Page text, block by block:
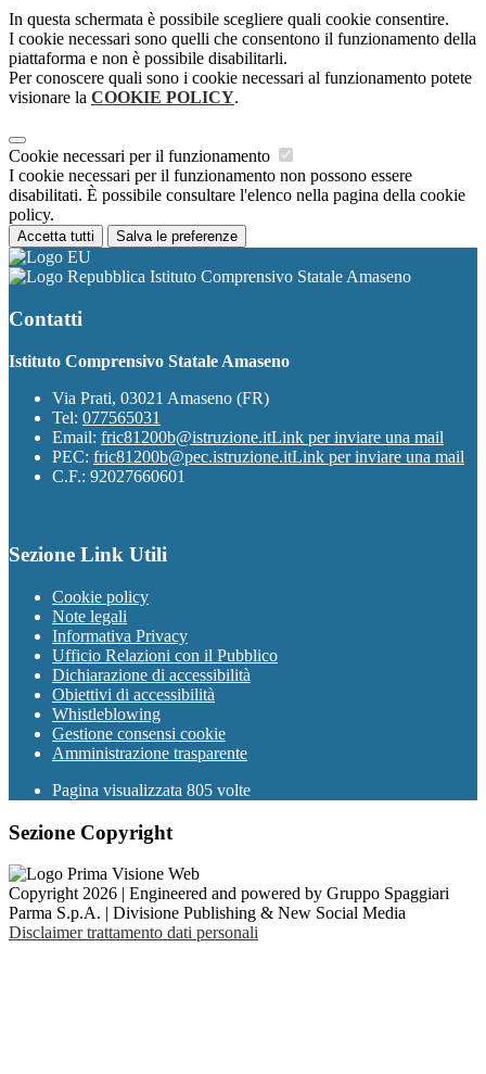
In questa schermata è possibile scegliere quali cookie consentire.
I cookie necessari sono quelli che consentono il funzionamento della
piattaforma e non è possibile disabilitarli.
Per conoscere quali sono i cookie necessari al funzionamento potete
visionare la COOKIE POLICY.
Cookie necessari per il funzionamento
I cookie necessari per il funzionamento non possono essere
disabilitati. È possibile consultare l'elenco nella pagina della cookie
policy.
Accetta tutti Salva le preferenze
Istituto Comprensivo Statale Amaseno
Contatti
Istituto Comprensivo Statale Amaseno
Via Prati, 03021 Amaseno (FR)
Tel: 077565031
Email: fric81200b@istruzione.itLink per inviare una mail
PEC: fric81200b@pec.istruzione.itLink per inviare una mail
C.F.: 92027660601
Sezione Link Utili
Cookie policy
Note legali
Informativa Privacy
Ufficio Relazioni con il Pubblico
Dichiarazione di accessibilità
Obiettivi di accessibilità
Whistleblowing
Gestione consensi cookie
Amministrazione trasparente
Pagina visualizzata 805 volte
Sezione Copyright
Copyright 2026 | Engineered and powered by Gruppo Spaggiari
Parma S.p.A. | Divisione Publishing & New Social Media
Disclaimer trattamento dati personali